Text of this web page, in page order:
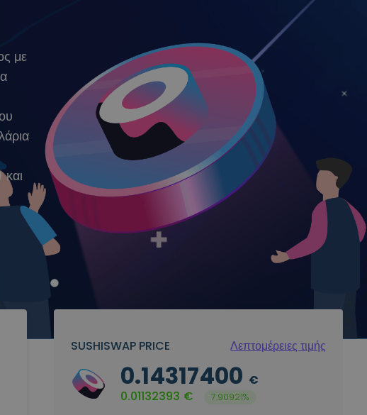
με
SUSHISWAP PRICE Λεπτομέρειες τιμής
0.14317400 €
0.01132393 € 7.90921%